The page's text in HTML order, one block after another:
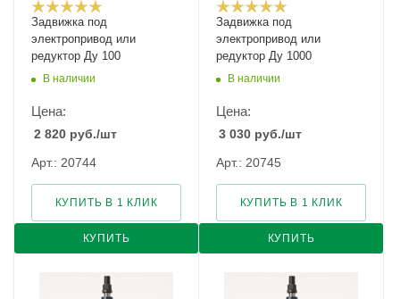
Задвижка под
электропривод или
редуктор Ду 100
В наличии
Цена:
2 820 руб./шт
Арт.: 20744
КУПИТЬ
КУПИТЬ В 1 КЛИК
Задвижка под
электропривод или
редуктор Ду 1000
В наличии
Цена:
3 030 руб./шт
Арт.: 20745
КУПИТЬ
КУПИТЬ В 1 КЛИК